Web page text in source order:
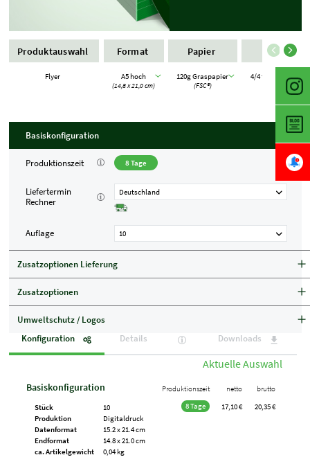
Produktauswahl
Flyer
Format
A5 hoch
(14,8 x 21,0 cm)
Papier
120g Graspapier
(FSC®)
Farbe
4/4 farbig
Basiskonfiguration
Produktionszeit 8 Tage
Liefertermin
Rechner
Deutschland
Auflage 10
Zusatzoptionen Lieferung
Zusatzoptionen
Umweltschutz / Logos
Konfiguration
Details Downloads
Aktuelle Auswahl
Basiskonfiguration Produktionszeit netto
brutto
Stück
10
Produktion
Digitaldruck
Datenformat
15.2 x 21.4 cm
Endformat
14.8 x 21.0 cm
ca. Artikelgewicht
0,04 kg
8 Tage 17,10 € 20,35 €